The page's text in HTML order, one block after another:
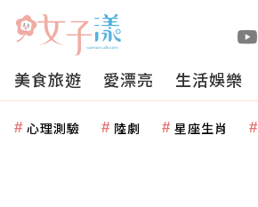
美食旅遊 愛漂亮 生活娛樂
心理測驗 陸劇 星座生肖